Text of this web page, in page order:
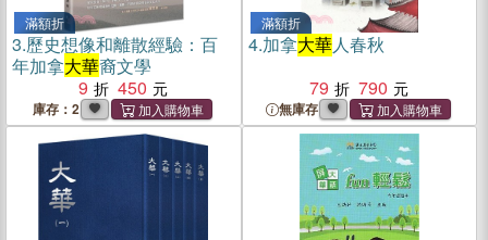
滿額折
3.歷史想像和離散經驗：百
年加拿大華裔文學
9
450
庫存：2
滿額折
4.加拿大華人春秋
79
790
無庫存